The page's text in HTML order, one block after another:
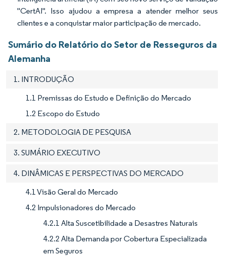
"CertAI". Isso ajudou a empresa a atender melhor seus
clientes e a conquistar maior participação de mercado.
Sumário do Relatório do Setor de Resseguros da
Alemanha
1. INTRODUÇÃO
1.1 Premissas do Estudo e Definição do Mercado
1.2 Escopo do Estudo
2. METODOLOGIA DE PESQUISA
3. SUMÁRIO EXECUTIVO
4. DINÂMICAS E PERSPECTIVAS DO MERCADO
4.1 Visão Geral do Mercado
4.2 Impulsionadores do Mercado
4.2.1 Alta Suscetibilidade a Desastres Naturais
4.2.2 Alta Demanda por Cobertura Especializada
em Seguros